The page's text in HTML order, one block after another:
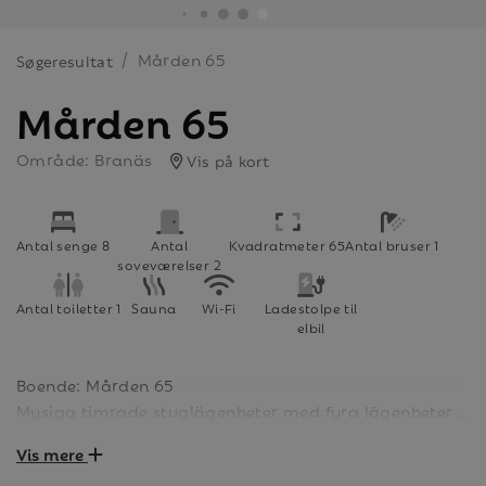
Søgeresultat Mården 65
Mården 65
Område: Branäs Vis på kort
Antal senge 8
Antal
soveværelser 2
Kvadratmeter 65Antal bruser 1
Antal toiletter 1 Sauna Wi-Fi
Ladestolpe til
elbil
Boende: Mården 65
Mysiga timrade stuglägenheter med fyra lägenheter i
fördelat på två sovrum och ett sovloft. I kök/allrum
Vis mere